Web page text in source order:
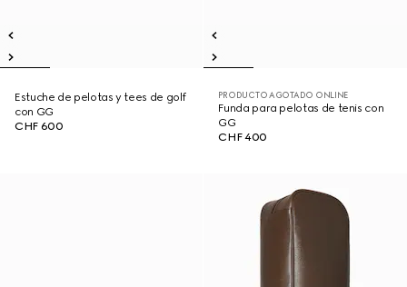
Estuche de pelotas y tees de golf
con GG
CHF 600
PRODUCTO AGOTADO ONLINE
Funda para pelotas de tenis con
GG
CHF 400